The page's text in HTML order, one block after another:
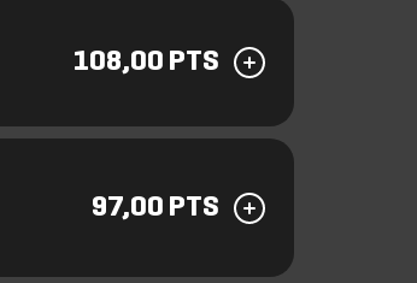
108,00 PTS
97,00 PTS